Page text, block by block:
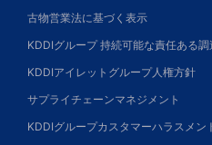
古物営業法に基づく表示
KDDIグループ 持続可能な責任ある
KDDIアイレットグループ人権方針
サプライチェーンマネジメント
KDDIグループカスタマーハラスメン